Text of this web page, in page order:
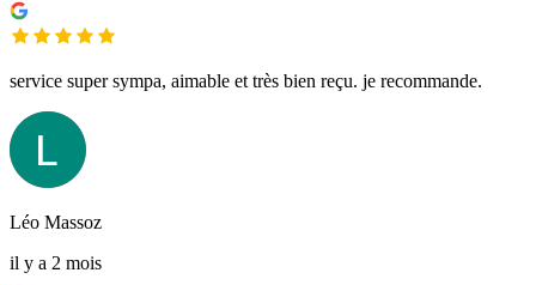
service super sympa, aimable et très bien reçu. je recommande.
Léo Massoz
il y a 2 mois